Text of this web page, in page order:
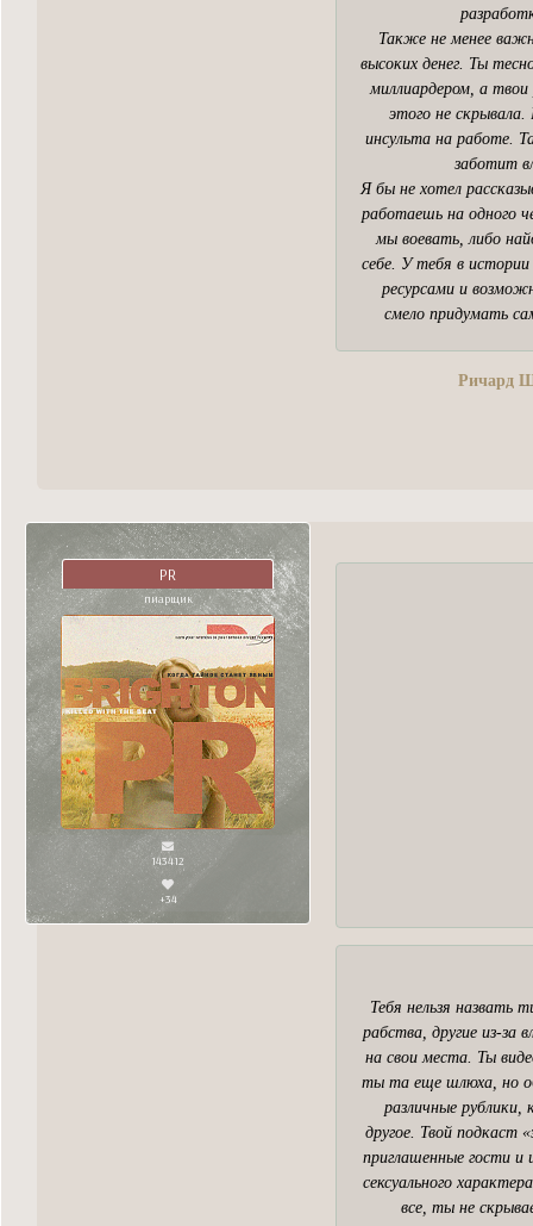
Также не менее
высоких денег. Ты
миллиардером, а
этого не
инсульта на работе.
заботит
Я бы не хотел
работаешь на одного
мы воевать, либо
себе. У тебя в
ресурсами и
смело придумать
Ричард
PR
пиарщик
143412
+34
Тебя нельзя назвать
рабства, другие из-
на свои места. Ты
ты та еще шлюха, но
различные рублики,
другое. Твой подкаст
приглашенные гости
сексуального
все, ты не